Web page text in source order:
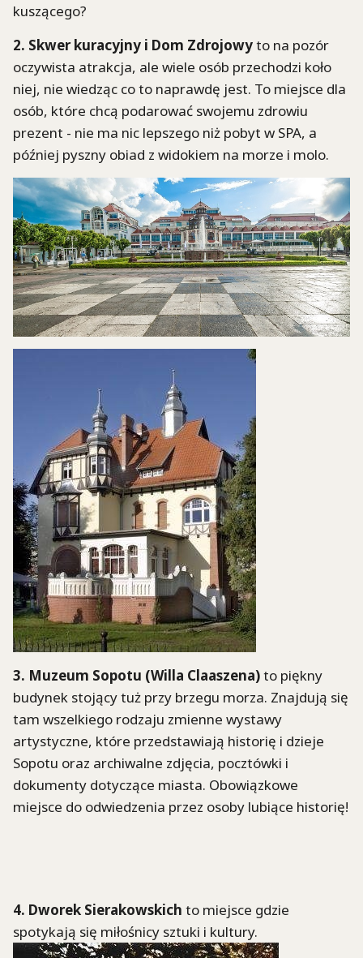
kuszącego?
2. Skwer kuracyjny i Dom Zdrojowyto na pozór
oczywista atrakcja, ale wiele osób przechodzi koło
niej, nie wiedząc co to naprawdę jest. To miejsce dla
osób, które chcą podarować swojemu zdrowiu
prezent - nie ma nic lepszego niż pobyt w SPA, a
później pyszny obiad z widokiem na morze i molo.
3. Muzeum Sopotu (Willa Claaszena)to piękny
budynek stojący tuż przy brzegu morza. Znajdują się
tam wszelkiego rodzaju zmienne wystawy
artystyczne, które przedstawiają historię i dzieje
Sopotu oraz archiwalne zdjęcia, pocztówki i
dokumenty dotyczące miasta. Obowiązkowe
miejsce do odwiedzenia przez osoby lubiące historię!
4. Dworek Sierakowskich to miejsce gdzie
spotykają się miłośnicy sztuki i kultury.